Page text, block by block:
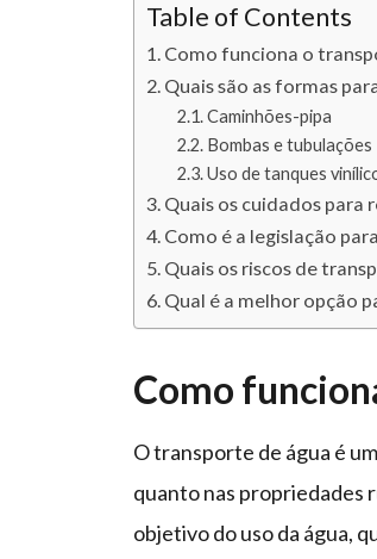
Table of Contents
Como funciona o
Quais são as formas
Caminhões-pipa
Bombas e tubulações
Uso de tanques
Quais os cuidados para
Como é a legislação
Quais os riscos de
Qual é a melhor opção
Como
O transporte de água é
quanto nas propriedades
objetivo do uso da água,